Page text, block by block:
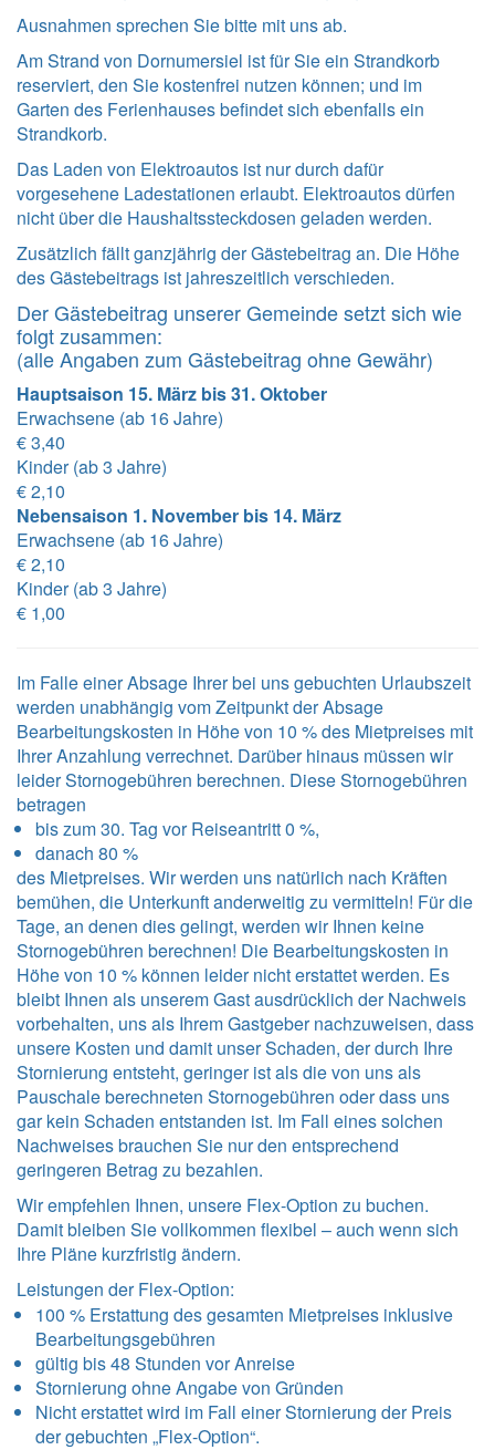
Ausnahmen sprechen Sie bitte mit uns ab.
Am Strand von Dornumersiel ist für Sie ein Strandkorb
reserviert, den Sie kostenfrei nutzen können; und im
Garten des Ferienhauses befindet sich ebenfalls ein
Strandkorb.
Das Laden von Elektroautos ist nur durch dafür
vorgesehene Ladestationen erlaubt. Elektroautos dürfen
nicht über die Haushaltssteckdosen geladen werden.
Zusätzlich fällt ganzjährig der Gästebeitrag an. Die Höhe
des Gästebeitrags ist jahreszeitlich verschieden.
Der Gästebeitrag unserer Gemeinde setzt sich wie
folgt zusammen:
(alle Angaben zum Gästebeitrag ohne Gewähr)
Hauptsaison 15. März bis 31. Oktober
Erwachsene (ab 16 Jahre)
€ 3,40
Kinder (ab 3 Jahre)
€ 2,10
Nebensaison 1. November bis 14. März
Erwachsene (ab 16 Jahre)
€ 2,10
Kinder (ab 3 Jahre)
€ 1,00
Im Falle einer Absage Ihrer bei uns gebuchten Urlaubszeit
werden unabhängig vom Zeitpunkt der Absage
Bearbeitungskosten in Höhe von 10 % des Mietpreises mit
Ihrer Anzahlung verrechnet. Darüber hinaus müssen wir
leider Stornogebühren berechnen. Diese Stornogebühren
betragen
bis zum 30. Tag vor Reiseantritt 0 %,
danach 80 %
des Mietpreises. Wir werden uns natürlich nach Kräften
bemühen, die Unterkunft anderweitig zu vermitteln! Für die
Tage, an denen dies gelingt, werden wir Ihnen keine
Stornogebühren berechnen! Die Bearbeitungskosten in
Höhe von 10 % können leider nicht erstattet werden. Es
bleibt Ihnen als unserem Gast ausdrücklich der Nachweis
vorbehalten, uns als Ihrem Gastgeber nachzuweisen, dass
unsere Kosten und damit unser Schaden, der durch Ihre
Stornierung entsteht, geringer ist als die von uns als
Pauschale berechneten Stornogebühren oder dass uns
gar kein Schaden entstanden ist. Im Fall eines solchen
Nachweises brauchen Sie nur den entsprechend
geringeren Betrag zu bezahlen.
Wir empfehlen Ihnen, unsere Flex-Option zu buchen.
Damit bleiben Sie vollkommen flexibel – auch wenn sich
Ihre Pläne kurzfristig ändern.
Leistungen der Flex-Option:
100 % Erstattung des gesamten Mietpreises inklusive
Bearbeitungsgebühren
gültig bis 48 Stunden vor Anreise
Stornierung ohne Angabe von Gründen
Nicht erstattet wird im Fall einer Stornierung der Preis
der gebuchten „Flex-Option“.